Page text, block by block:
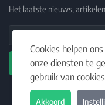
Cookies helpen
onze diensten te
gebruik van
Akkoord
Het laatste nieuws,
Email Address